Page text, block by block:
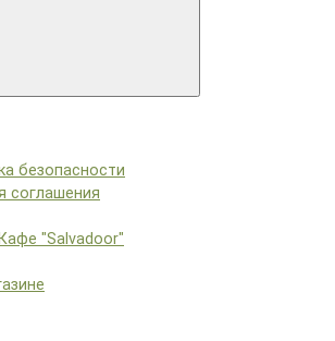
безопасности
соглашения
"Salvadoor"